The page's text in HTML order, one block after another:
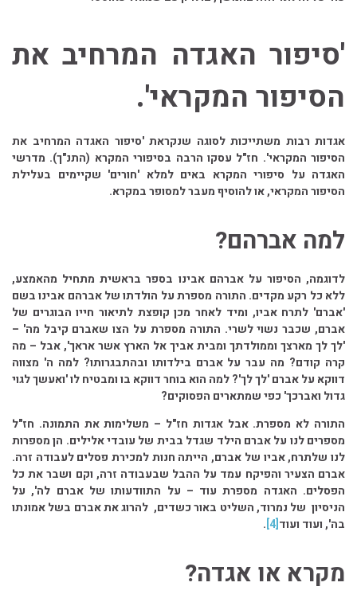
'סיפור האגדה המרחיב את
הסיפור המקראי'.
אגדות רבות משתייכות לסוגה שנקראת 'סיפור האגדה המרחיב את
הסיפור המקראי'. חז"ל עסקו הרבה בסיפורי המקרא (התנ"ך). מדרשי
האגדה על סיפורי המקרא באים למלא 'חורים' שקיימים בעלילת
הסיפור המקראי, או להוסיף מעבר למסופר במקרא.
למה אברהם?
לדוגמה, הסיפור על אברהם אבינו בספר בראשית מתחיל מהאמצע,
ללא כל רקע מקדים. התורה מספרת על הולדתו של אברהם אבינו בשם
'אברם' לתרח אביו, ומיד לאחר מכן קופצת לתיאור חייו הבוגרים של
אברם, שכבר נשוי לשרי. התורה מספרת על הצו שאברם קיבל מה' –
'לך לך מארצך וממולדתך ומבית אביך אל הארץ אשר אראך', אבל – מה
קרה קודם? מה עבר על אברם בילדותו ובהתבגרותו? למה ה' מצווה
דווקא על אברם 'לך לך'? למה הוא בוחר דווקא בו ומבטיח לו 'ואעשך לגוי
גדול ואברכך' כפי שמתארים הפסוקים?
התורה לא מספרת. אבל אגדות חז"ל – משלימות את התמונה. חז"ל
מספרים לנו על אברם הילד שגדל בבית של עובדי אלילים. הן מספרות
לנו שלתרח, אביו של אברם, הייתה חנות למכירת פסלים לעבודה זרה.
אברם הצעיר והפיקח עמד על ההבל שבעבודה זרה, וקם ושבר את כל
הפסלים. האגדה מספרת עוד – על התוודעותו של אברם לה', על
הניסיון של נמרוד, השליט באור כשדים, להרוג את אברם בשל אמונתו
בה', ועוד ועוד[4]
.
מקרא או אגדה?